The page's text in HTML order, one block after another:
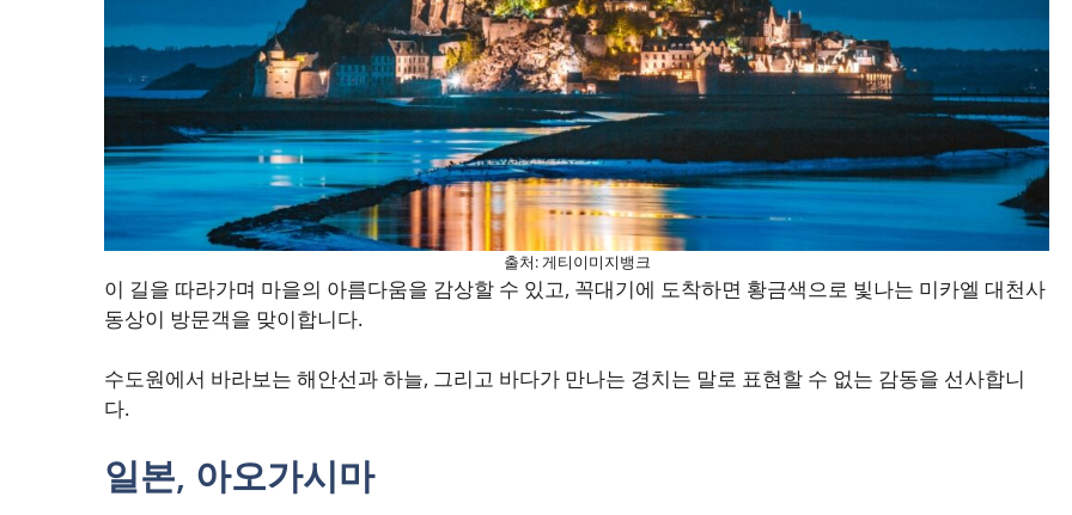
출처: 게티이미지뱅크
이 길을 따라가며 마을의 아름다움을 감상할 수 있고, 꼭대기에 도착하면 황금색으로 빛나는 미카엘 대천사
동상이 방문객을 맞이합니다.
수도원에서 바라보는 해안선과 하늘, 그리고 바다가 만나는 경치는 말로 표현할 수 없는 감동을 선사합니
다.
일본, 아오가시마